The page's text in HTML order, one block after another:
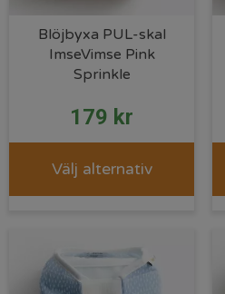
Blöjbyxa PUL-skal
ImseVimse Pink
Sprinkle
179 kr
Välj alternativ